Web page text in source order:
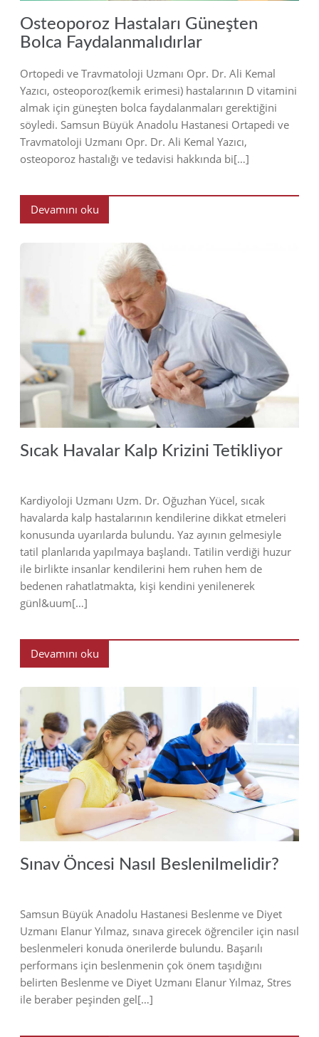
Osteoporoz Hastaları Güneşten
Bolca Faydalanmalıdırlar
Ortopedi ve Travmatoloji Uzmanı Opr. Dr. Ali Kemal
Yazıcı, osteoporoz(kemik erimesi) hastalarının D vitamini
almak için güneşten bolca faydalanmaları gerektiğini
söyledi. Samsun Büyük Anadolu Hastanesi Ortapedi ve
Travmatoloji Uzmanı Opr. Dr. Ali Kemal Yazıcı,
osteoporoz hastalığı ve tedavisi hakkında bi[…]
Devamını oku
Sıcak Havalar Kalp Krizini Tetikliyor
Kardiyoloji Uzmanı Uzm. Dr. Oğuzhan Yücel, sıcak
havalarda kalp hastalarının kendilerine dikkat etmeleri
konusunda uyarılarda bulundu. Yaz ayının gelmesiyle
tatil planlarıda yapılmaya başlandı. Tatilin verdiği huzur
ile birlikte insanlar kendilerini hem ruhen hem de
bedenen rahatlatmakta, kişi kendini yenilenerek
günl&uum[…]
Devamını oku
Sınav Öncesi Nasıl Beslenilmelidir?
Samsun Büyük Anadolu Hastanesi Beslenme ve Diyet
Uzmanı Elanur Yılmaz, sınava girecek öğrenciler için nasıl
beslenmeleri konuda önerilerde bulundu. Başarılı
performans için beslenmenin çok önem taşıdığını
belirten Beslenme ve Diyet Uzmanı Elanur Yılmaz, Stres
ile beraber peşinden gel[…]